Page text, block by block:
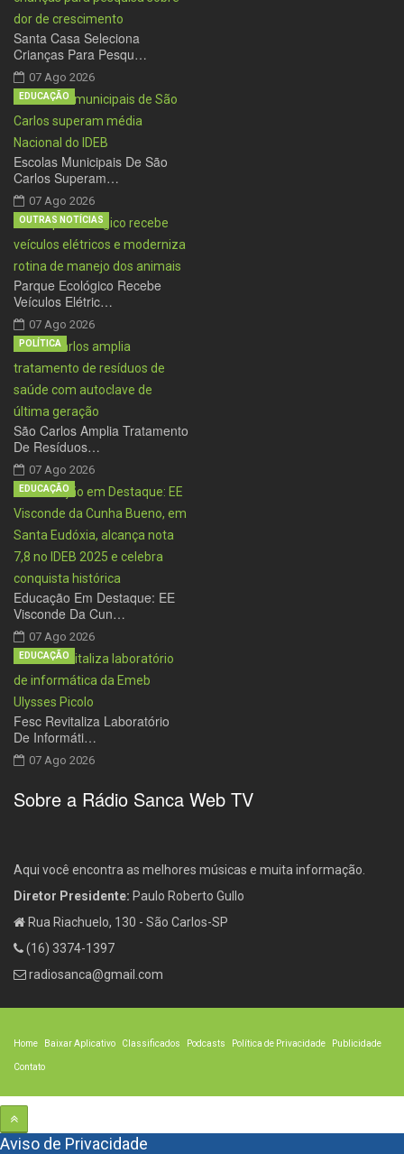
Santa Casa Seleciona
Crianças Para Pesqu…
07 Ago 2026
Escolas Municipais De São
Carlos Superam…
07 Ago 2026
EDUCAÇÃO
Parque Ecológico Recebe
Veículos Elétric…
07 Ago 2026
OUTRAS NOTÍCIAS
São Carlos Amplia Tratamento
De Resíduos…
07 Ago 2026
POLÍTICA
Educação Em Destaque: EE
Visconde Da Cun…
07 Ago 2026
EDUCAÇÃO
Fesc Revitaliza Laboratório
De Informáti…
07 Ago 2026
EDUCAÇÃO
Sobre a Rádio Sanca Web TV
Aqui você encontra as melhores músicas e muita informação.
Diretor Presidente: Paulo Roberto Gullo
Rua Riachuelo, 130 - São Carlos-SP
(16) 3374-1397
radiosanca@gmail.com
Home Baixar Aplicativo Classificados Podcasts Política de Privacidade Publicidade
Contato
Aviso de Privacidade